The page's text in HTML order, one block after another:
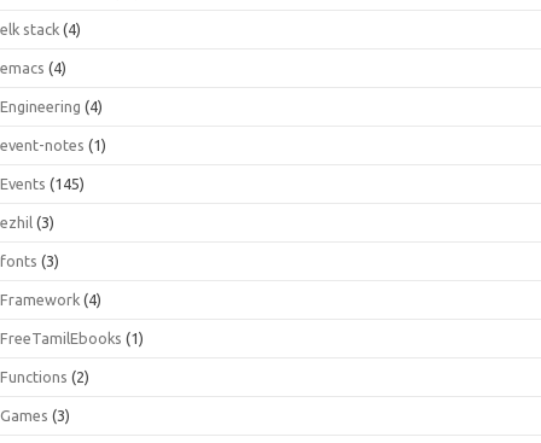
elk stack (4)
emacs (4)
Engineering (4)
event-notes (1)
Events (145)
ezhil (3)
fonts (3)
Framework (4)
FreeTamilEbooks (1)
Functions (2)
Games (3)